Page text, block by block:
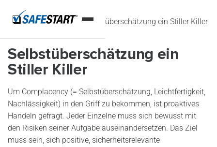
Startseite Artikel Selbstüberschätzung ein Stiller Killer
Selbstüberschätzung ein
Stiller Killer
Um Complacency (= Selbstüberschätzung, Leichtfertigkeit,
Nachlässigkeit) in den Griff zu bekommen, ist proaktives
Handeln gefragt. Jeder Einzelne muss sich bewusst mit
den Risiken seiner Aufgabe auseinandersetzen. Das Ziel
muss sein, sich positive, sicherheitsrelevante